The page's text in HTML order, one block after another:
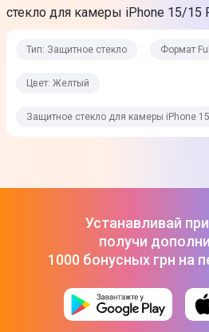
стекло для камеры iPhone 15/15
Тип: Защитное стекло Формат
Цвет: Желтый
Защитное стекло для камеры iPhone
Устанавливай
получи
1000 бонусных грн на